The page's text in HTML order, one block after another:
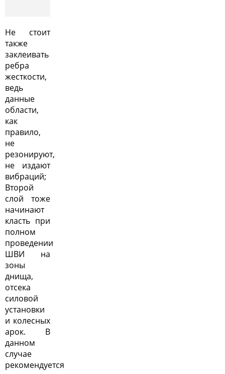
Не стоит
также
заклеивать
ребра
жесткости,
ведь
данные
области,
как
правило,
не
резонируют,
не издают
вибраций;
Второй
слой тоже
начинают
класть при
полном
проведении
ШВИ на
зоны
днища,
отсека
силовой
установки
и колесных
арок. В
данном
случае
рекомендуется